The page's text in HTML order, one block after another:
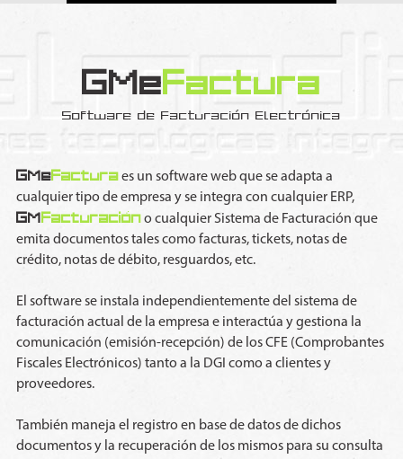
GMeFactura
Software de Facturación Electrónica
GMeFacturaes un software web que se adapta a
cualquier tipo de empresa y se integra con cualquier ERP,
GMFacturación o cualquier Sistema de Facturación que
emita documentos tales como facturas, tickets, notas de
crédito, notas de débito, resguardos, etc.
El software se instala independientemente del sistema de
facturación actual de la empresa e interactúa y gestiona la
comunicación (emisión-recepción) de los CFE (Comprobantes
Fiscales Electrónicos) tanto a la DGI como a clientes y
proveedores.
También maneja el registro en base de datos de dichos
documentos y la recuperación de los mismos para su consulta